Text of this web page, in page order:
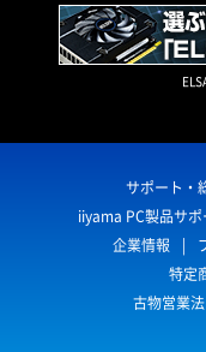
サポート・
iiyama PC製品サ
企業情報
特定
古物営業